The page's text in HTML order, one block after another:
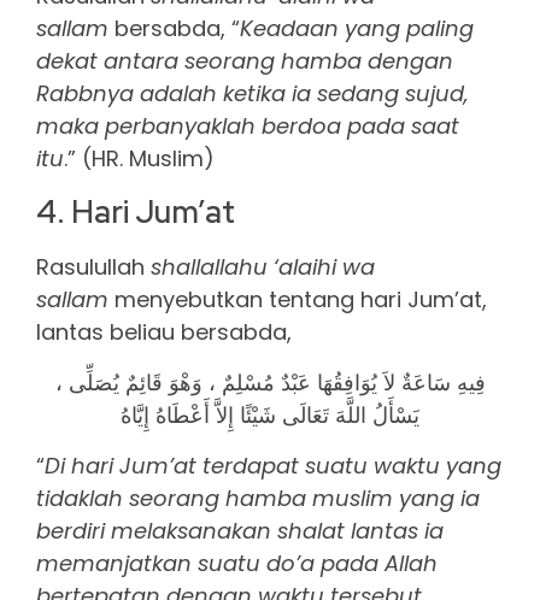
sallam bersabda, “Keadaan yang paling
dekat antara seorang hamba dengan
Rabbnya adalah ketika ia sedang sujud,
maka perbanyaklah berdoa pada saat
itu.” (HR. Muslim)
4. Hari Jum’at
Rasulullah shallallahu ‘alaihi wa
sallam menyebutkan tentang hari Jum’at,
lantas beliau bersabda,
فِيهِ سَاعَةٌ لاَ يُوَافِقُهَا عَبْدٌ مُسْلِمٌ ، وَهْوَ قَائِمٌ يُصَلِّى ،
يَسْأَلُ اللَّهَ تَعَالَى شَيْئًا إِلاَّ أَعْطَاهُ إِيَّاهُ
“Di hari Jum’at terdapat suatu waktu yang
tidaklah seorang hamba muslim yang ia
berdiri melaksanakan shalat lantas ia
memanjatkan suatu do’a pada Allah